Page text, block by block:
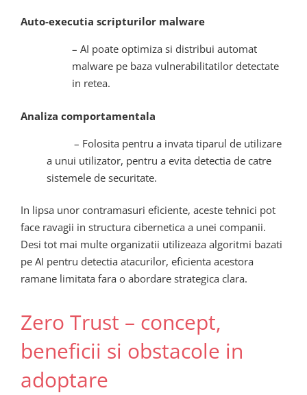
Auto-executia scripturilor malware
– AI poate optimiza si distribui automat
malware pe baza vulnerabilitatilor detectate
in retea.
Analiza comportamentala
– Folosita pentru a invata tiparul de utilizare
a unui utilizator, pentru a evita detectia de catre
sistemele de securitate.
In lipsa unor contramasuri eficiente, aceste tehnici pot
face ravagii in structura cibernetica a unei companii.
Desi tot mai multe organizatii utilizeaza algoritmi bazati
pe AI pentru detectia atacurilor, eficienta acestora
ramane limitata fara o abordare strategica clara.
Zero Trust – concept,
beneficii si obstacole in
adoptare